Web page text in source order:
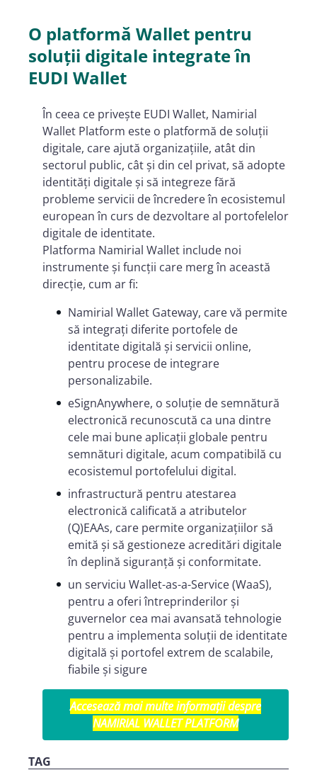
O platformă Wallet pentru
soluții digitale integrate în
EUDI Wallet
În ceea ce privește EUDI Wallet, Namirial
Wallet Platform este o platformă de soluții
digitale, care ajută organizațiile, atât din
sectorul public, cât și din cel privat, să adopte
identități digitale și să integreze fără
probleme servicii de încredere în ecosistemul
european în curs de dezvoltare al portofelelor
digitale de identitate.
Platforma Namirial Wallet include noi
instrumente și funcții care merg în această
direcție, cum ar fi:
Namirial Wallet Gateway, care vă permite
să integrați diferite portofele de
identitate digitală și servicii online,
pentru procese de integrare
personalizabile.
eSignAnywhere, o soluție de semnătură
electronică recunoscută ca una dintre
cele mai bune aplicații globale pentru
semnături digitale, acum compatibilă cu
ecosistemul portofelului digital.
infrastructură pentru atestarea
electronică calificată a atributelor
(Q)EAAs, care permite organizațiilor să
emită și să gestioneze acreditări digitale
în deplină siguranță și conformitate.
un serviciu Wallet-as-a-Service (WaaS),
pentru a oferi întreprinderilor și
guvernelor cea mai avansată tehnologie
pentru a implementa soluții de identitate
digitală și portofel extrem de scalabile,
fiabile și sigure
Accesează mai multe informații despre
NAMIRIAL WALLET PLATFORM
TAG